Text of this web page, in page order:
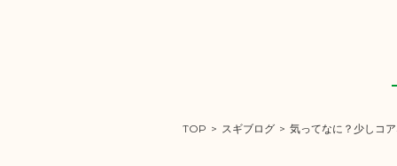
TOP > スギブログ > 気ってなに？少しコ